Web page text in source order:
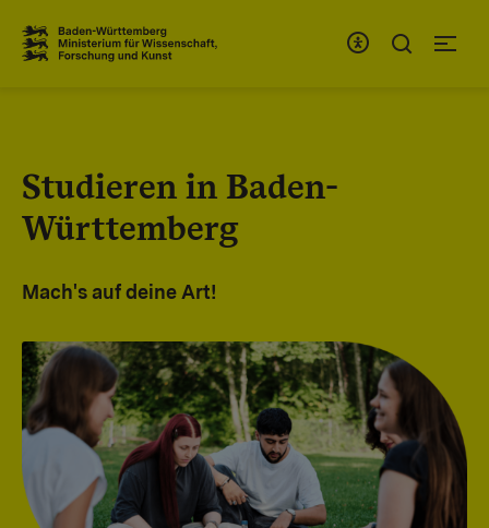
Studieren in Baden-
Württemberg
Mach's auf deine Art!